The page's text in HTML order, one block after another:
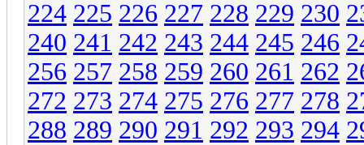
224 225 226 227 228 229 230
240 241 242 243 244 245 246
256 257 258 259 260 261 262
272 273 274 275 276 277 278
288 289 290 291 292 293 294